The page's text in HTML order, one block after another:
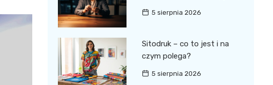
5 sierpnia 2026
Sitodruk – co to jest i na
czym polega?
5 sierpnia 2026